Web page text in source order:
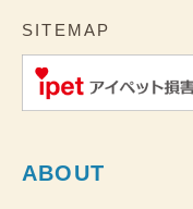
SITEMAP
ABOUT